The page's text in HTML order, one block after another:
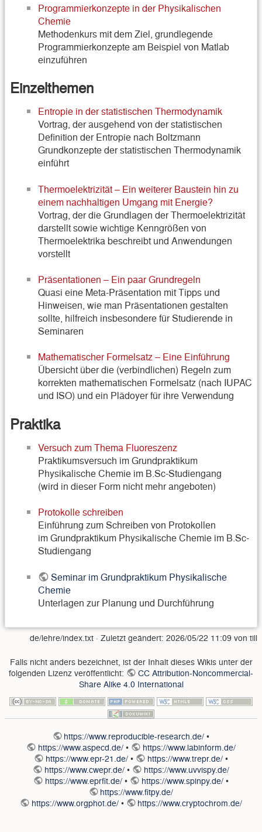
Programmierkonzepte in der Physikalischen
Chemie
Methodenkurs mit dem Ziel, grundlegende
Programmierkonzepte am Beispiel von Matlab
einzuführen
Einzelthemen
Entropie in der statistischen Thermodynamik
Vortrag, der ausgehend von der statistischen
Definition der Entropie nach Boltzmann
Grundkonzepte der statistischen Thermodynamik
einführt
Thermoelektrizität – Ein weiterer Baustein hin zu
einem nachhaltigen Umgang mit Energie?
Vortrag, der die Grundlagen der Thermoelektrizität
darstellt sowie wichtige Kenngrößen von
Thermoelektrika beschreibt und Anwendungen
vorstellt
Präsentationen – Ein paar Grundregeln
Quasi eine Meta-Präsentation mit Tipps und
Hinweisen, wie man Präsentationen gestalten
sollte, hilfreich insbesondere für Studierende in
Seminaren
Mathematischer Formelsatz – Eine Einführung
Übersicht über die (verbindlichen) Regeln zum
korrekten mathematischen Formelsatz (nach IUPAC
und ISO) und ein Plädoyer für ihre Verwendung
Praktika
Versuch zum Thema Fluoreszenz
Praktikumsversuch im Grundpraktikum
Physikalische Chemie im B.Sc-Studiengang
(wird in dieser Form nicht mehr angeboten)
Protokolle schreiben
Einführung zum Schreiben von Protokollen
im Grundpraktikum Physikalische Chemie im B.Sc-
Studiengang
Seminar im Grundpraktikum Physikalische
Chemie
Unterlagen zur Planung und Durchführung
de/lehre/index.txt · Zuletzt geändert: 2026/05/22 11:09 von till
Falls nicht anders bezeichnet, ist der Inhalt dieses Wikis unter der
folgenden Lizenz veröffentlicht:
CC Attribution-Noncommercial-
Share Alike 4.0 International
https://www.reproducible-research.de/ •
https://www.aspecd.de/ •
https://www.labinform.de/
https://www.epr-21.de/ • https://www.trepr.de/•
https://www.cwepr.de/ •
https://www.uvvispy.de/
https://www.eprfit.de/ • https://www.spinpy.de/•
https://www.fitpy.de/
https://www.orgphot.de/• https://www.cryptochrom.de/